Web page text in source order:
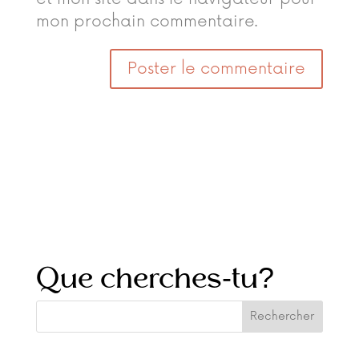
mon prochain commentaire.
Que cherches-tu?